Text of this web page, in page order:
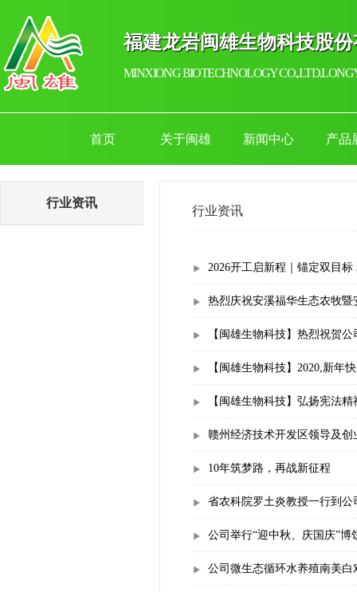
福建龙岩闽雄生物科技股
MINXIONG BIOTECHNOLOGY
首页 关于闽雄 新闻中心 产品
行业资讯
行业资讯
2026开工启新程｜锚定双目
热烈庆祝安溪福华生态农牧
【闽雄生物科技】热烈祝贺
【闽雄生物科技】2020,新年
【闽雄生物科技】弘扬宪法
赣州经济技术开发区领导及
10年筑梦路，再战新征程
省农科院罗土炎教授一行到
公司举行“迎中秋、庆国庆”博
公司微生态循环水养殖南美白